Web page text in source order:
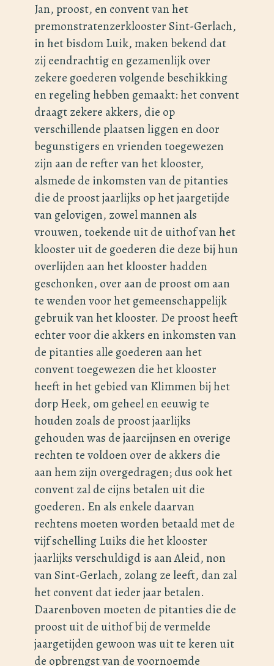
Jan, proost, en convent van het
premonstratenzerklooster Sint-Gerlach,
in het bisdom Luik, maken bekend dat
zij eendrachtig en gezamenlijk over
zekere goederen volgende beschikking
en regeling hebben gemaakt: het convent
draagt zekere akkers, die op
verschillende plaatsen liggen en door
begunstigers en vrienden toegewezen
zijn aan de refter van het klooster,
alsmede de inkomsten van de pitanties
die de proost jaarlijks op het jaargetijde
van gelovigen, zowel mannen als
vrouwen, toekende uit de uithof van het
klooster uit de goederen die deze bij hun
overlijden aan het klooster hadden
geschonken, over aan de proost om aan
te wenden voor het gemeenschappelijk
gebruik van het klooster. De proost heeft
echter voor die akkers en inkomsten van
de pitanties alle goederen aan het
convent toegewezen die het klooster
heeft in het gebied van Klimmen bij het
dorp Heek, om geheel en eeuwig te
houden zoals de proost jaarlijks
gehouden was de jaarcijnsen en overige
rechten te voldoen over de akkers die
aan hem zijn overgedragen; dus ook het
convent zal de cijns betalen uit die
goederen. En als enkele daarvan
rechtens moeten worden betaald met de
vijf schelling Luiks die het klooster
jaarlijks verschuldigd is aan Aleid, non
van Sint-Gerlach, zolang ze leeft, dan zal
het convent dat ieder jaar betalen.
Daarenboven moeten de pitanties die de
proost uit de uithof bij de vermelde
jaargetijden gewoon was uit te keren uit
de opbrengst van de voornoemde